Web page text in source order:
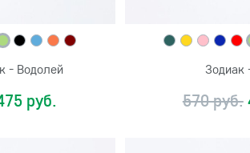
- Водолей
руб. 570 руб.